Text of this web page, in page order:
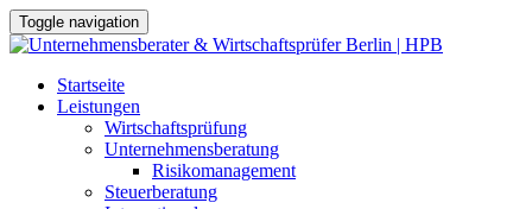
Toggle navigation
Skip
Startseite
Leistungen
Wirtschaftsprüfung
Unternehmensberatung
Risikomanagement
Steuerberatung